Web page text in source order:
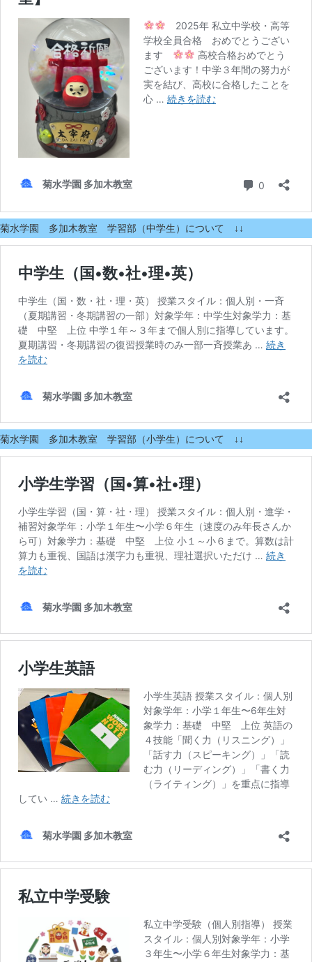
菊水学園 多加木教室 学習部（中学生）について ↓↓
菊水学園 多加木教室 学習部（小学生）について ↓↓